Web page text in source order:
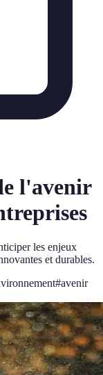
l'avenir
les enjeux
et durables.
#avenir